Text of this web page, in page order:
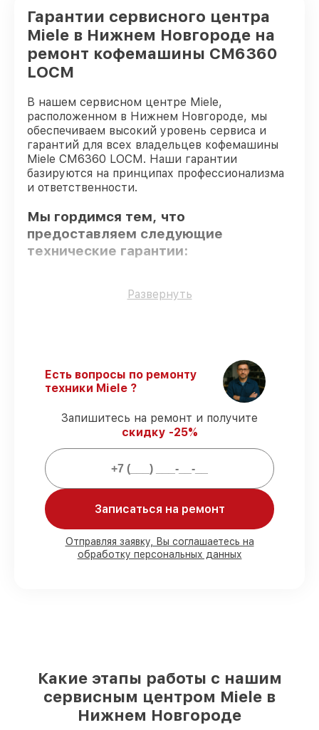
Гарантии сервисного центра
Miele в Нижнем Новгороде на
ремонт кофемашины CM6360
LOCM
В нашем сервисном центре Miele,
расположенном в Нижнем Новгороде, мы
обеспечиваем высокий уровень сервиса и
гарантий для всех владельцев кофемашины
Miele CM6360 LOCM. Наши гарантии
базируются на принципах профессионализма
и ответственности.
Мы гордимся тем, что
предоставляем следующие
технические гарантии:
Использование оригинальных
Выполнение работ вовремя
– починка
кофемашины CM6360 LOCM выполняется
Гарантийное обслуживание–
предоставляем официальное
гарантийное сопровождение после
Мы гарантируем:
80%работ под контролем клиента
90%комплектующих для кофемашин
Развернуть
Есть вопросы по ремонту
техники Miele ?
Запишитесь на ремонт и получите
скидку -25%
Записаться на ремонт
Отправляя заявку, Вы соглашаетесь на
обработку персональных данных
Какие этапы работы с нашим
сервисным центром Miele в
Нижнем Новгороде